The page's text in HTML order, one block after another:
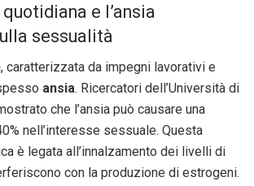
e l’ansia
sessualità
caratterizzata da impegni lavorativi e
ansia. Ricercatori dell’Università di
che l’ansia può causare una
nell’interesse sessuale. Questa
è legata all’innalzamento dei livelli di
con la produzione di estrogeni.